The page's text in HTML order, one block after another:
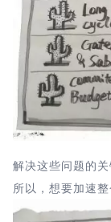
解决这些问题的
所以，想要加速